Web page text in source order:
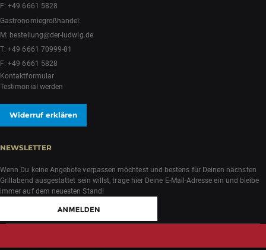
F: +49 6661 5828
Gastronomiegroßhandel:
M: bestellung@der-ludwig.de
T:+49 6661 70999-81
F: +49 6661 5828
Kontaktformular
Testimonial werden
Widerruf erklären
NEWSLETTER
Wenn Du keine Angebote verpassen möchtest und bestens für Deinen nächsten
Grillabend ausgestattet sein willst, trage hier Deine E-Mail-Adresse ein und bleibe
immer auf dem neuesten Stand!